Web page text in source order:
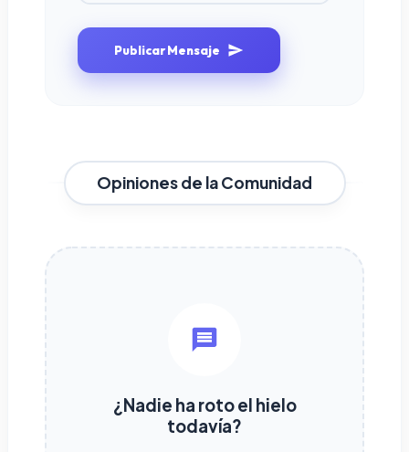
Publicar Mensaje
Opiniones de la Comunidad
¿Nadie ha roto el hielo
todavía?